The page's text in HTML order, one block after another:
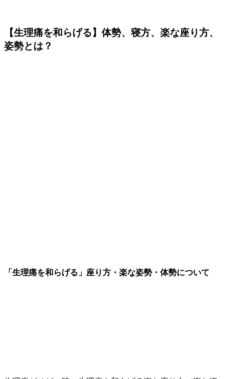
【生理痛を和らげる】体勢、寝方、楽な座り方、
姿勢とは？
「生理痛を和らげる」座り方・楽な姿勢・体勢について